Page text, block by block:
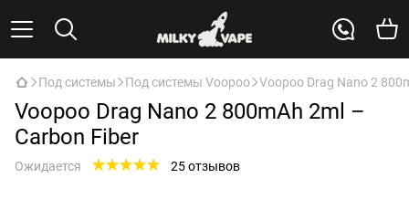
Под системы Под системы Voopoo Voopoo Drag Nano 2
Voopoo Drag Nano 2 800mAh 2ml –
Carbon Fiber
Ожидается 25 отзывов